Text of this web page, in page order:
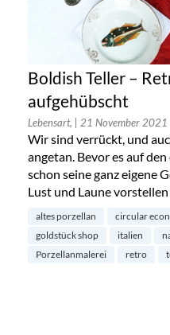
Boldish Teller –
aufgehübscht
Lebensart, | 21 November 2021
Wir sind verrückt, und
angetan. Bevor es auf
schon seine ganz eigene
Lust und Laune
altes porzellan circular
goldstück shop
italien
Porzellanmalerei
retro